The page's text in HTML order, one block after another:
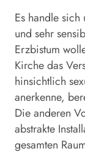
Es handle
und sehr
Erzbistum
Kirche das
hinsichtlich
anerkenne,
Die anderen
abstrakte
gesamten